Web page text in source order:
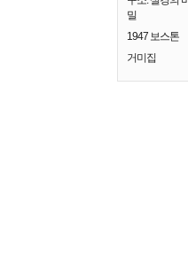
밀
1947 보스톤
거미집